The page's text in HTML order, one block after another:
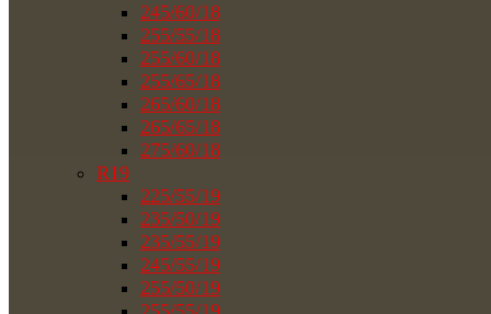
245/60/18
255/55/18
255/60/18
255/65/18
265/60/18
265/65/18
275/60/18
R19
225/55/19
235/50/19
235/55/19
245/55/19
255/50/19